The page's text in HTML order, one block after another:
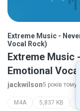
Extreme Music -
Vocal Rock)
Extreme Music
Emotional
jackwilson5 років тому
M4A 5,837 KB